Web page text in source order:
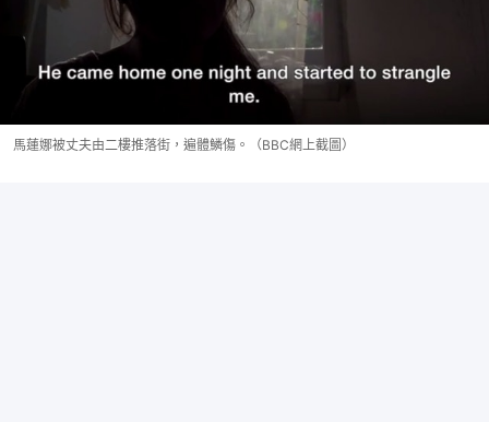
馬蓮娜被丈夫由二樓推落街，遍體鱗傷。（BBC網上截圖）